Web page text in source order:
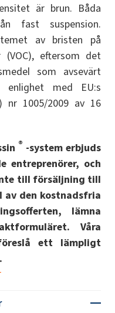
är brun. Båda
fast suspension.
av bristen på
eftersom det
som avsevärt
med EU:s
nr 1005/2009 av 16
® -system erbjuds
entreprenörer, och
till försäljning till
av den kostnadsfria
lämna
Våra
ett lämpligt